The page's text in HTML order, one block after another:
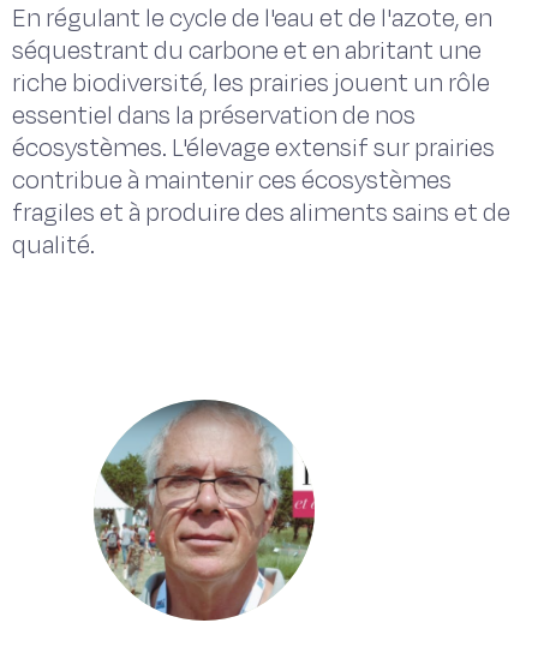
En régulant le cycle de l'eau et de l'azote, en
séquestrant du carbone et en abritant une
riche biodiversité, les prairies jouent un rôle
essentiel dans la préservation de nos
écosystèmes. L'élevage extensif sur prairies
contribue à maintenir ces écosystèmes
fragiles et à produire des aliments sains et de
qualité.